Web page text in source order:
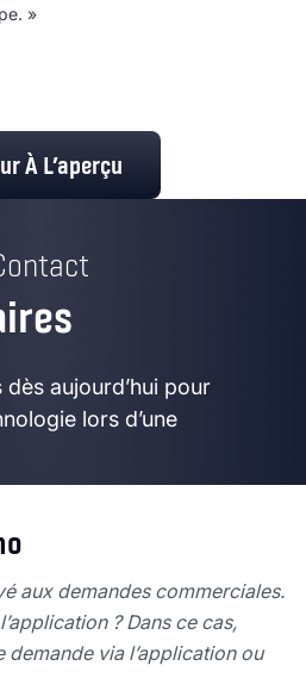
»
À L’aperçu
aujourd’hui pour
lors d’une
aux demandes commerciales.
? Dans ce cas,
via l’application ou